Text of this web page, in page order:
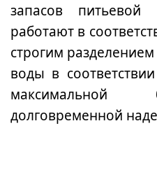
запасов
работают в
строгим
воды в
максимальной
долговременной